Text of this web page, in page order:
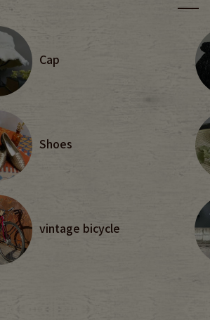
覧
フコーディネート
DOCK
Cap
Shoes
vintage bicycle